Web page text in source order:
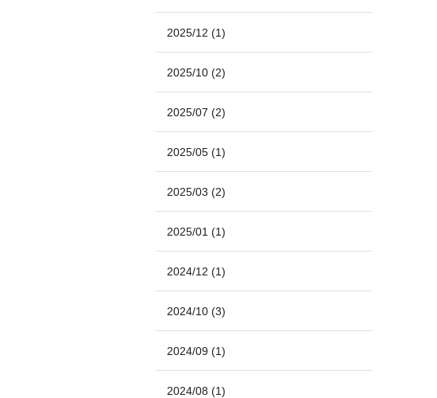
2025/12 (1)
2025/10 (2)
2025/07 (2)
2025/05 (1)
2025/03 (2)
2025/01 (1)
2024/12 (1)
2024/10 (3)
2024/09 (1)
2024/08 (1)